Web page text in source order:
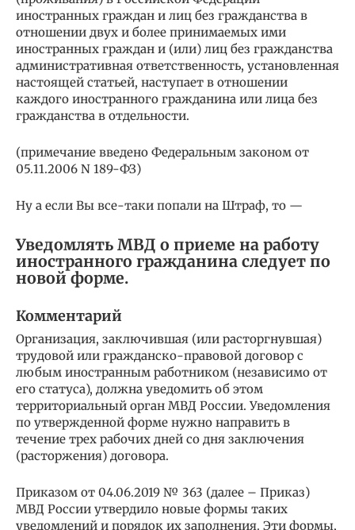
иностранных граждан и лиц без гражданства в
отношении двух и более принимаемых ими
иностранных граждан и (или) лиц без гражданства
административная ответственность, установленная
настоящей статьей, наступает в отношении
каждого иностранного гражданина или лица без
гражданства в отдельности.
(примечание введено Федеральным законом от
05.11.2006 N 189-ФЗ)
Ну а если Вы все-таки попали на Штраф, то —
Уведомлять МВД о приеме на работу
иностранного гражданина следует по
новой форме.
Комментарий
Организация, заключившая (или расторгнувшая)
трудовой или гражданско-правовой договор с
любым иностранным работником (независимо от
его статуса), должна уведомить об этом
территориальный орган МВД России. Уведомления
по утвержденной форме нужно направить в
течение трех рабочих дней со дня заключения
(расторжения) договора.
Приказом от 04.06.2019 № 363 (далее – Приказ)
МВД России утвердило новые формы таких
уведомлений и порядок их заполнения. Эти формы,